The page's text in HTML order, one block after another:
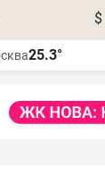
$
25.3°